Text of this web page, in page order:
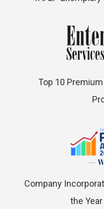
Top 10
Company
the